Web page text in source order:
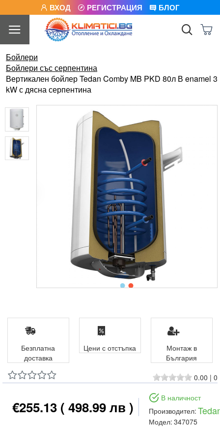
ВХОД РЕГИСТРАЦИЯ БЛОГ
Бойлери
Бойлери със серпентина
Вертикален бойлер Tedan Comby MB PKD 80л В enamel 3
kW с дясна серпентина
0.00 | 0
€255.13 ( 498.99 лв )
В наличност
Производител:
Модел: 347075
Безплатна
доставка
Цени с отстъпка
Монтаж в
България